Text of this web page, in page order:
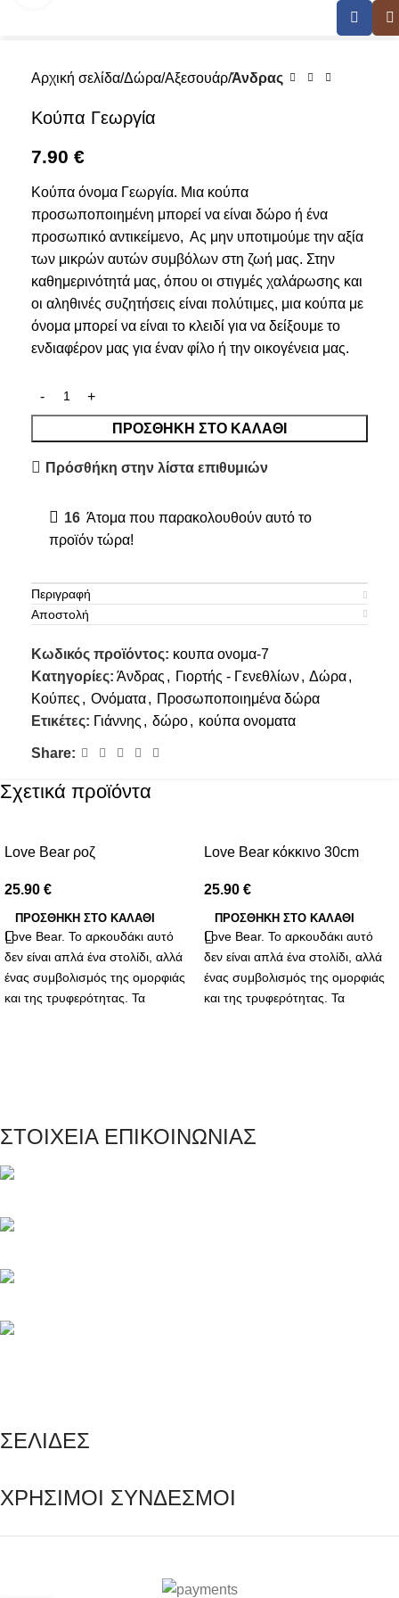
Αρχική σελίδα Δώρα Αξεσουάρ Άνδρας
Κούπα Γεωργία
7.90 €
Κούπα όνομα Γεωργία. Μια κούπα
προσωποποιημένη μπορεί να είναι δώρο ή ένα
προσωπικό αντικείμενο, Ας μην υποτιμούμε την αξία
των μικρών αυτών συμβόλων στη ζωή μας. Στην
καθημερινότητά μας, όπου οι στιγμές χαλάρωσης και
οι αληθινές συζητήσεις είναι πολύτιμες, μια κούπα με
όνομα μπορεί να είναι το κλειδί για να δείξουμε το
ενδιαφέρον μας για έναν φίλο ή την οικογένεια μας.
ΠΡΟΣΘΉΚΗ ΣΤΟ ΚΑΛΆΘΙ
Πρόσθήκη στην λίστα επιθυμιών
16 Άτομα που παρακολουθούν αυτό το
προϊόν τώρα!
Περιγραφή
Αποστολή
Κωδικός προϊόντος: κουπα ονομα-7
Κατηγορίες: Άνδρας , Γιορτής - Γενεθλίων, Δώρα,
Κούπες , Ονόματα, Προσωποποιημένα δώρα
Ετικέτες: Γιάννης , δώρο, κούπα ονοματα
Share:
Σχετικά προϊόντα
Love Bear ροζ
25.90 €
ΠΡΟΣΘΉΚΗ ΣΤΟ ΚΑΛΆΘΙ
Love Bear. Το αρκουδάκι αυτό
δεν είναι απλά ένα στολίδι, αλλά
ένας συμβολισμός της ομορφιάς
και της τρυφερότητας. Τα
που έχεις μοιραστεί και των
δημιουργηθούν.
Love Bear κόκκινο 30cm
25.90 €
ΠΡΟΣΘΉΚΗ ΣΤΟ ΚΑΛΆΘΙ
Love Bear. Το αρκουδάκι αυτό
δεν είναι απλά ένα στολίδι, αλλά
ένας συμβολισμός της ομορφιάς
και της τρυφερότητας. Τα
που έχεις μοιραστεί και των
ΣΤΟΙΧΕΙΑ ΕΠΙΚΟΙΝΩΝΙΑΣ
ΣΕΛΙΔΕΣ
ΧΡΗΣΙΜΟΙ ΣΥΝΔΕΣΜΟΙ